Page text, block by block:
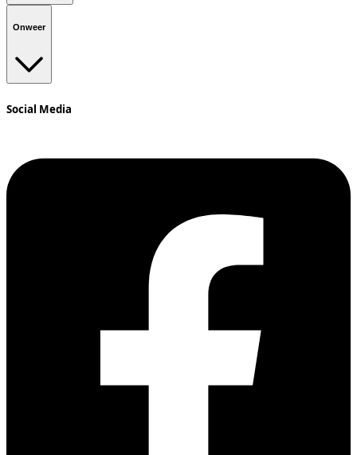
Onweer
Social Media